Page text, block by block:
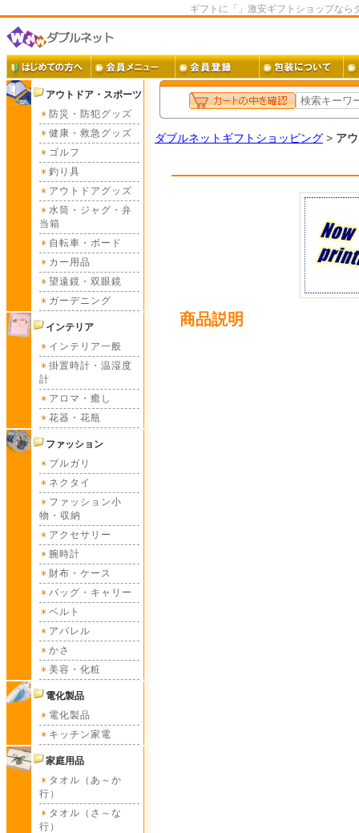
ギフトに「」激安ギフトショップなら
アウトドア・スポーツ
防災・防犯グッズ
健康・救急グッズ
ゴルフ
釣り具
アウトドアグッズ
水筒・ジャグ・弁
当箱
自転車・ボード
カー用品
望遠鏡・双眼鏡
ガーデニング
インテリア
インテリア一般
掛置時計・温湿度
計
アロマ・癒し
花器・花瓶
ファッション
ブルガリ
ネクタイ
ファッション小
物・収納
アクセサリー
腕時計
財布・ケース
バッグ・キャリー
ベルト
アパレル
かさ
美容・化粧
電化製品
電化製品
キッチン家電
家庭用品
タオル（あ～か
行）
タオル（さ～な
行）
ダブルネットギフトショッピング > ア
商品説明